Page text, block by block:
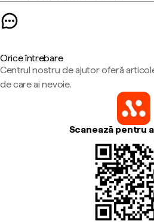
Orice întrebare
Centrul nostru de ajutor oferă
de care ai nevoie.
Scanează pentru